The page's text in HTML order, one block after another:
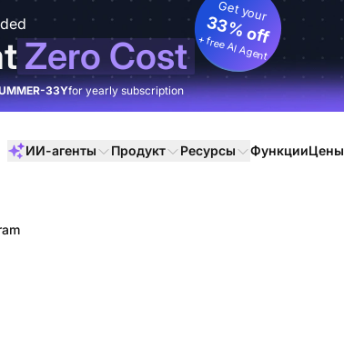
Zero Cost
Get your
33% off
+ free AI Agent
33Yfor yearly subscription
ИИ-агенты Продукт Ресурсы ФункцииЦены